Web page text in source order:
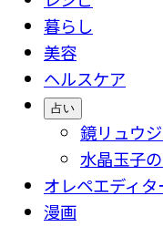
暮らし
美容
ヘルスケア
占い
鏡リュウ
水晶玉子
オレペエディタ
漫画